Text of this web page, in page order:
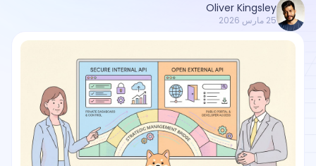
Oliver Kingsley
25 مارس 2026